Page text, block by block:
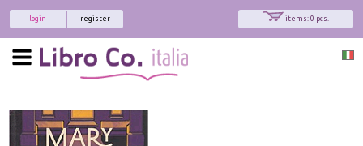
items: 0 pcs.
register
login